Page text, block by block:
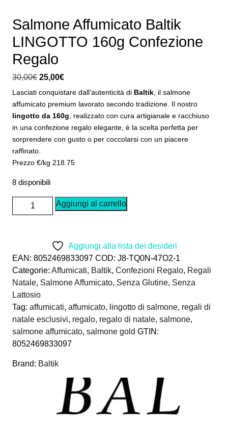
Salmone Affumicato Baltik
LINGOTTO 160g Confezione
Regalo
30,00€ Il
prezzo
originale
era:
30,00€.
25,00€Il
prezzo
attuale
è:
25,00€.
Lasciati conquistare dall’autenticità di Baltik, il salmone
affumicato premium lavorato secondo tradizione. Il nostro
lingotto da 160g, realizzato con cura artigianale e racchiuso
in una confezione regalo elegante, è la scelta perfetta per
sorprendere con gusto o per coccolarsi con un piacere
raffinato.
Prezzo €/kg 218.75
8 disponibili
Salmone
Affumicato
Confezione
Regalo
quantità
Aggiungi al carrello
Aggiungi alla lista dei desideri
EAN: 8052469833097 COD: J8-TQ0N-47O2-1
Categorie: Affumicati, Baltik, Confezioni Regalo, Regali
Natale, Salmone Affumicato, Senza Glutine, Senza
Lattosio
Tag: affumicati, affumicato, lingotto di salmone, regali di
natale esclusivi, regalo, regalo di natale, salmone,
salmone affumicato, salmone gold GTIN:
8052469833097
Brand: Baltik